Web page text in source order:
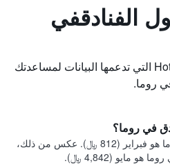
الفنادقفي
استخدم نصائح HotelsCombined التي تدعمها البيانات لمساعدتك
روما.
في روما؟
الشهر الأرخص لحجز فندق في روما هو فبراير (812 ﷼). عكس من ذلك،
هو مايو (4,842 ﷼).